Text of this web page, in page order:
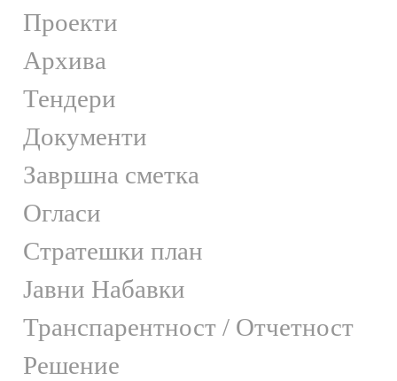
Проекти
Архива
Тендери
Документи
Завршна сметка
Огласи
Стратешки план
Јавни Набавки
Транспарентност / Отчетност
Решение